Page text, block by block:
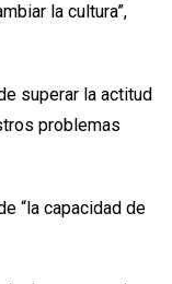
la cultura”,
superar la actitud
problemas
“la capacidad de